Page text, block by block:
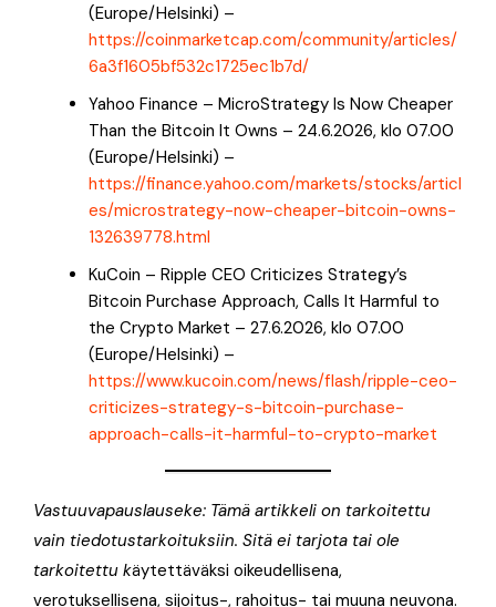
(Europe/Helsinki) –
https://coinmarketcap.com/community/articles/
6a3f1605bf532c1725ec1b7d/
Yahoo Finance – MicroStrategy Is Now Cheaper
Than the Bitcoin It Owns – 24.6.2026, klo 07.00
(Europe/Helsinki) –
https://finance.yahoo.com/markets/stocks/articl
es/microstrategy-now-cheaper-bitcoin-owns-
132639778.html
KuCoin – Ripple CEO Criticizes Strategy’s
Bitcoin Purchase Approach, Calls It Harmful to
the Crypto Market – 27.6.2026, klo 07.00
(Europe/Helsinki) –
https://www.kucoin.com/news/flash/ripple-ceo-
criticizes-strategy-s-bitcoin-purchase-
approach-calls-it-harmful-to-crypto-market
Vastuuvapauslauseke: Tämä artikkeli on tarkoitettu
vain tiedotustarkoituksiin. Sitä ei tarjota tai ole
tarkoitettu käytettäväksi oikeudellisena,
verotuksellisena, sijoitus-, rahoitus- tai muuna neuvona.